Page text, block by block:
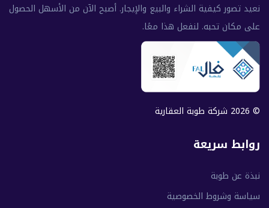
نعيد تصور كيفية الشراء والبيع والإيجار. أصبح الآن من الأسهل الحصول
على مكان تحبه. لنفعل هذا معًا.
© 2026 شركة طوبة العقارية
روابط سريعة
نبذة عن طوبة
سياسة وشروط الخصوصية